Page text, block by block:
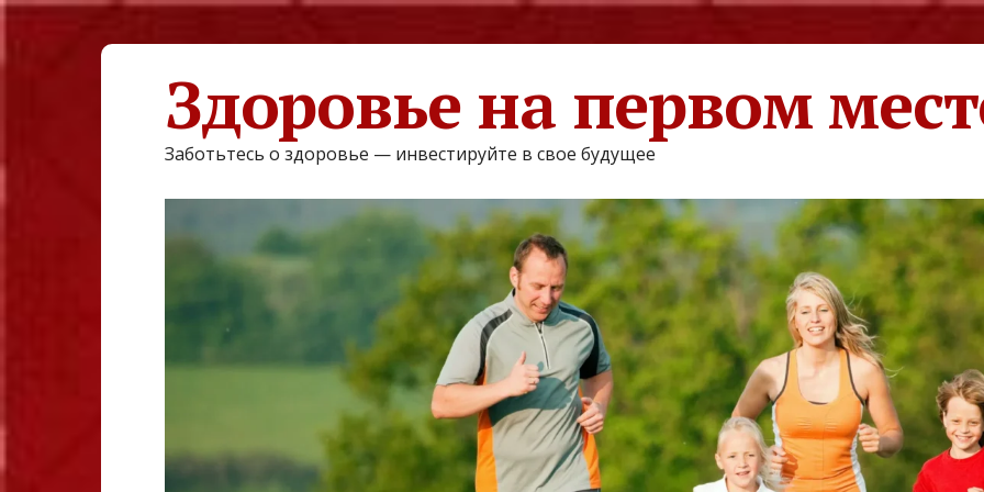
Здоровье на первом
Заботьтесь о здоровье — инвестируйте в свое будущее